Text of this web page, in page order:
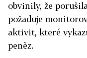
obvinily, že
požaduje
aktivit, které
peněz.